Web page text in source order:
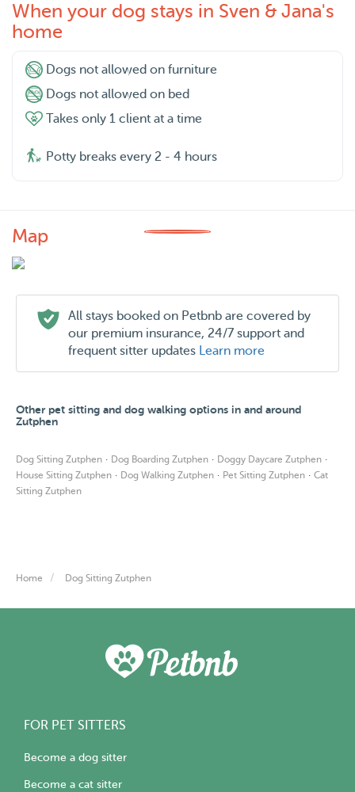
When your dog stays in Sven & Jana's
home
Dogs not allowed on furniture
Dogs not allowed on bed
Takes only 1 client at a time
Potty breaks every 2 - 4 hours
Map
All stays booked on Petbnb are covered by
our premium insurance, 24/7 support and
frequent sitter updates Learn more
Other pet sitting and dog walking options in and around
Zutphen
Dog Sitting Zutphen · Dog Boarding Zutphen · Doggy Daycare Zutphen ·
House Sitting Zutphen · Dog Walking Zutphen · Pet Sitting Zutphen · Cat
Sitting Zutphen
Home Dog Sitting Zutphen
FOR PET SITTERS
Become a dog sitter
Become a cat sitter